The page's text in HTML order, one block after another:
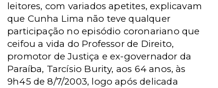
leitores, com variados apetites, explicavam
que Cunha Lima não teve qualquer
participação no episódio coronariano que
ceifou a vida do Professor de Direito,
promotor de Justiça e ex-governador da
Paraíba, Tarcísio Burity, aos 64 anos, às
9h45 de 8/7/2003, logo após delicada